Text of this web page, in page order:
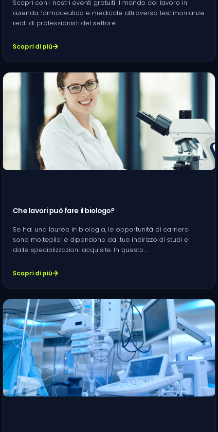
Scopri con i nostri eventi gratuiti il mondo del lavoro in
azienda farmaceutica e medicale attraverso testimonianze
reali di professionisti del settore
Scopri di più
Che lavori può fare il biologo?
Se hai una laurea in biologia, le opportunità di carriera
sono molteplici e dipendono dal tuo indirizzo di studi e
dalle specializzazioni acquisite. In questo…
Scopri di più